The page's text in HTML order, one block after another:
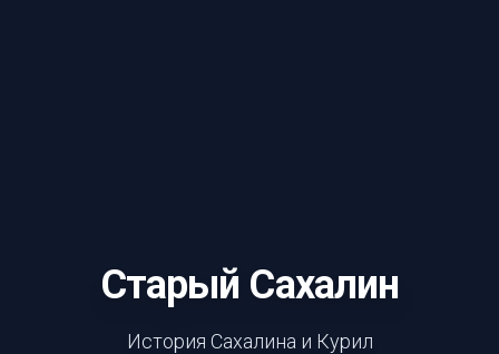
Старый Сахалин
История Сахалина и Курил